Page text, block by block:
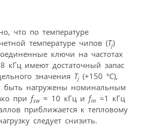
что по температуре
температуре чипов (Tj)
ключи на частотах
кГц имеют достаточный запас
значения Tj (+150 °С),
быть нагружены номинальным
при fsw ≈ 10 кГц и fm =1 кГц
приближается к тепловому
следует снизить.